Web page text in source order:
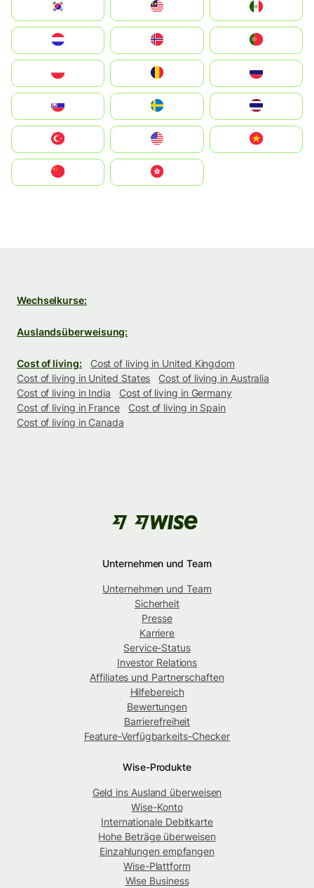
South Korea
United States
中國香港特別行政區
Wechselkurse:
Auslandsüberweisung:
Cost of living:
Cost of living in United Kingdom
Cost of living in United States
Cost of living in Australia
Cost of living in India
Cost of living in Germany
Cost of living in France
Cost of living in Spain
Cost of living in Canada
Unternehmen und Team
Unternehmen und Team
Sicherheit
Presse
Karriere
Service-Status
Investor Relations
Affiliates und Partnerschaften
Hilfebereich
Bewertungen
Barrierefreiheit
Feature-Verfügbarkeits-Checker
Wise-Produkte
Geld ins Ausland überweisen
Wise-Konto
Internationale Debitkarte
Hohe Beträge überweisen
Einzahlungen empfangen
Wise-Plattform
Wise Business